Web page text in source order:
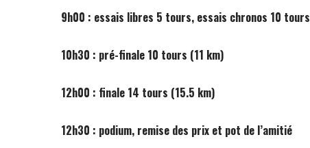
9h00 : essais libres 5 tours, essais chronos 10 tours
10h30 : pré-finale 10 tours (11 km)
12h00 : finale 14 tours (15.5 km)
12h30 : podium, remise des prix et pot de l’amitié